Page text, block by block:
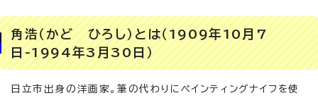
角浩（かど ひろし）とは（1909年10月7
日-1994年3月30日）
日立市出身の洋画家。筆の代わりにペインティングナイフを使